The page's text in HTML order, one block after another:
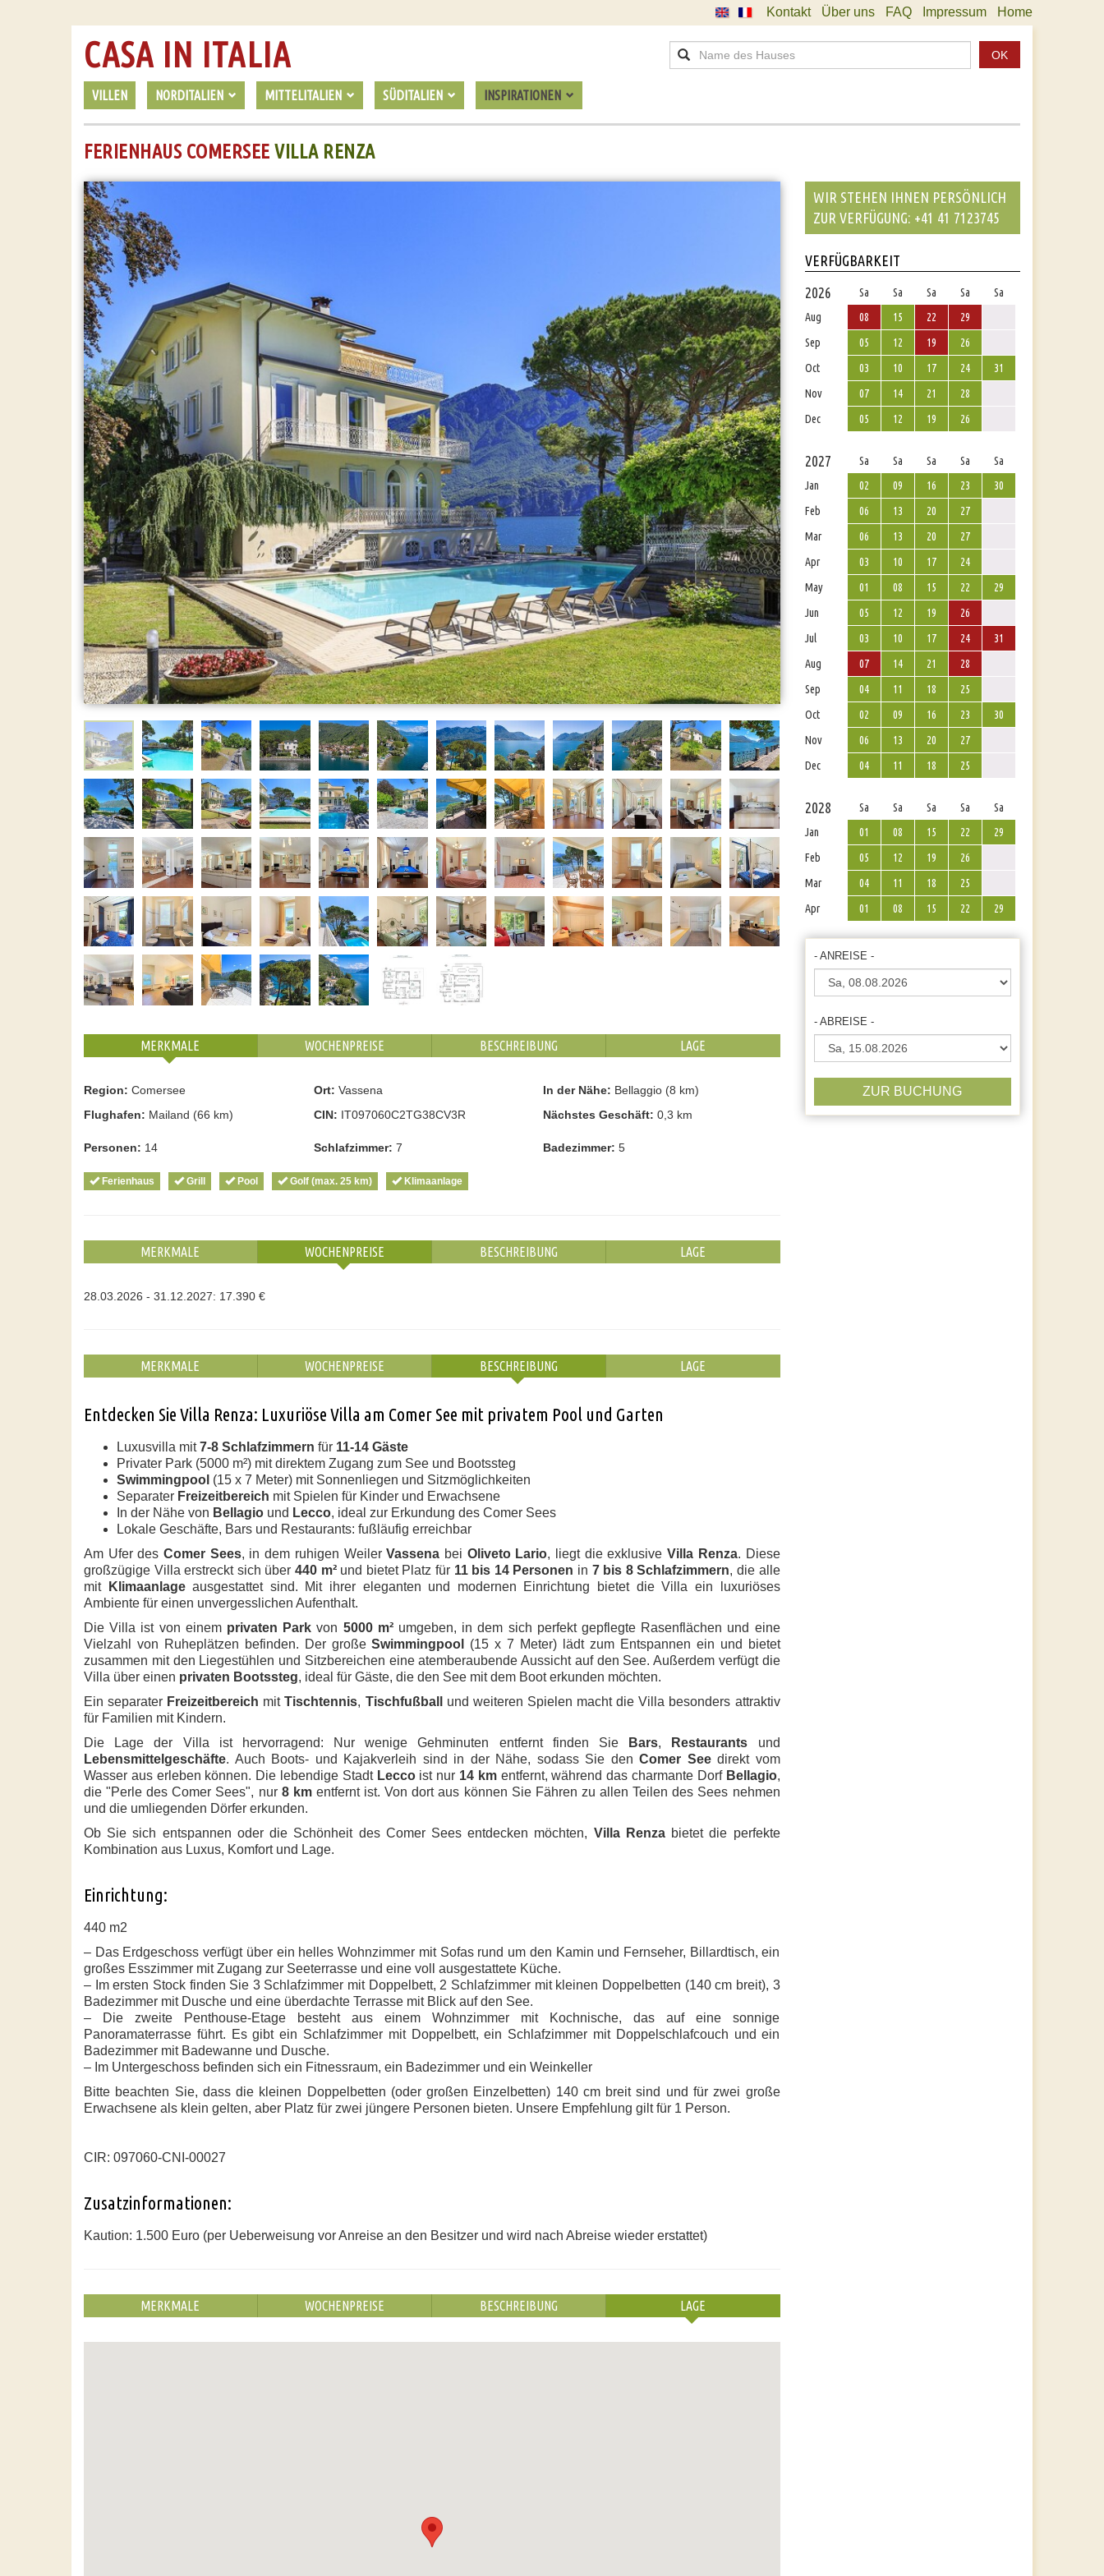
Kontakt Über uns FAQ Impressum Home
VILLEN NORDITALIEN MITTELITALIEN SÜDITALIEN INSPIRATIONEN
CASA IN ITALIA OK
FERIENHAUS COMERSEE VILLA RENZA
MERKMALE WOCHENPREISE BESCHREIBUNG LAGE
Region: Comersee Ort: Vassena In der Nähe: Bellaggio (8 km)
Flughafen: Mailand (66 km) CIN: IT097060C2TG38CV3R Nächstes Geschäft: 0,3 km
Personen: 14 Schlafzimmer: 7 Badezimmer: 5
Ferienhaus Grill Pool Golf (max. 25 km) Klimaanlage
MERKMALE WOCHENPREISE BESCHREIBUNG LAGE
28.03.2026 - 31.12.2027: 17.390 €
MERKMALE WOCHENPREISE BESCHREIBUNG LAGE
Entdecken Sie Villa Renza: Luxuriöse Villa am Comer See mit privatem Pool und Garten
Luxusvilla mit7-8 Schlafzimmern für 11-14 Gäste
Privater Park (5000 m²) mit direktem Zugang zum See und Bootssteg
Swimmingpool (15 x 7 Meter) mit Sonnenliegen und Sitzmöglichkeiten
Separater Freizeitbereich mit Spielen für Kinder und Erwachsene
In der Nähe von Bellagio und Lecco, ideal zur Erkundung des Comer Sees
Lokale Geschäfte, Bars und Restaurants: fußläufig erreichbar
Am Ufer desComer Sees, in dem ruhigen WeilerVassena bei Oliveto Lario, liegt die exklusiveVilla Renza. Diese
großzügige Villa erstreckt sich über 440 m²und bietet Platz für 11 bis 14 Personen in 7 bis 8 Schlafzimmern, die alle
mit
Klimaanlageausgestattet sind. Mit ihrer eleganten und modernen Einrichtung bietet die Villa ein luxuriöses
Ambiente für einen unvergesslichen Aufenthalt.
Die Villa ist von einem privaten Park von 5000 m²umgeben, in dem sich perfekt gepflegte Rasenflächen und eine
Vielzahl von Ruheplätzen befinden. Der großeSwimmingpool
(15 x 7 Meter) lädt zum Entspannen ein und bietet
zusammen mit den Liegestühlen und Sitzbereichen eine atemberaubende Aussicht auf den See. Außerdem verfügt die
Villa über einen privaten Bootssteg, ideal für Gäste, die den See mit dem Boot erkunden möchten.
Ein separater Freizeitbereich mitTischtennis, Tischfußball
und weiteren Spielen macht die Villa besonders attraktiv
für Familien mit Kindern.
Die Lage der Villa ist hervorragend: Nur wenige Gehminuten entfernt finden Sie
Bars, Restaurants und
Lebensmittelgeschäfte. Auch Boots- und Kajakverleih sind in der Nähe, sodass Sie den Comer Seedirekt vom
Wasser aus erleben können. Die lebendige Stadt Leccoist nur 14 kmentfernt, während das charmante Dorf Bellagio,
die "Perle des Comer Sees", nur 8 kmentfernt ist. Von dort aus können Sie Fähren zu allen Teilen des Sees nehmen
und die umliegenden Dörfer erkunden.
Ob Sie sich entspannen oder die Schönheit des Comer Sees entdecken möchten, Villa Renzabietet die perfekte
Kombination aus Luxus, Komfort und Lage.
Einrichtung:
440 m2
– Das Erdgeschoss verfügt über ein helles Wohnzimmer mit Sofas rund um den Kamin und Fernseher, Billardtisch, ein
großes Esszimmer mit Zugang zur Seeterrasse und eine voll ausgestattete Küche.
– Im ersten Stock finden Sie 3 Schlafzimmer mit Doppelbett, 2 Schlafzimmer mit kleinen Doppelbetten (140 cm breit), 3
Badezimmer mit Dusche und eine überdachte Terrasse mit Blick auf den See.
– Die zweite Penthouse-Etage besteht aus einem Wohnzimmer mit Kochnische, das auf eine sonnige
Panoramaterrasse führt. Es gibt ein Schlafzimmer mit Doppelbett, ein Schlafzimmer mit Doppelschlafcouch und ein
Badezimmer mit Badewanne und Dusche.
– Im Untergeschoss befinden sich ein Fitnessraum, ein Badezimmer und ein Weinkeller
Bitte beachten Sie, dass die kleinen Doppelbetten (oder großen Einzelbetten) 140 cm breit sind und für zwei große
Erwachsene als klein gelten, aber Platz für zwei jüngere Personen bieten. Unsere Empfehlung gilt für 1 Person.
CIR: 097060-CNI-00027
Zusatzinformationen:
Kaution: 1.500 Euro (per Ueberweisung vor Anreise an den Besitzer und wird nach Abreise wieder erstattet)
MERKMALE WOCHENPREISE BESCHREIBUNG LAGE
WIR STEHEN IHNEN PERSÖNLICH
ZUR VERFÜGUNG: +41 41 7123745
VERFÜGBARKEIT
2026
Sa Sa Sa Sa
Sa
Aug
08 15 22
29
Sep
05 12 19
26
Oct
03 10 17 24
31
Nov
07 14 21
28
Dec
05 12 19 26
2027 Sa Sa Sa Sa
Sa
Jan
02 09 16 23
30
Feb
06 13 20
27
Mar
06 13 20
27
Apr
03 10 17
24
May
01 08 15 22
29
Jun
05 12 19
26
Jul
03 10 17 24
31
Aug
07 14 21
28
Sep
04 11 18
25
Oct
02 09 16 23
30
Nov
06 13 20
27
Dec
04 11 18 25
2028 Sa Sa Sa Sa
Sa
Jan
01 08 15 22
29
Feb
05 12 19
26
Mar
04 11 18
25
Apr
01 08 15 22 29
- ANREISE -
- ABREISE -
ZUR BUCHUNG